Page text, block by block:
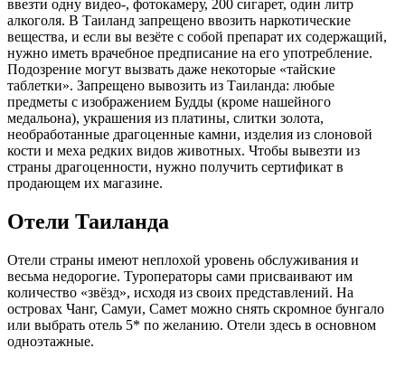
ввезти одну видео-, фотокамеру, 200 сигарет, один литр
алкоголя. В Таиланд запрещено ввозить наркотические
вещества, и если вы везёте с собой препарат их содержащий,
нужно иметь врачебное предписание на его употребление.
Подозрение могут вызвать даже некоторые «тайские
таблетки». Запрещено вывозить из Таиланда: любые
предметы с изображением Будды (кроме нашейного
медальона), украшения из платины, слитки золота,
необработанные драгоценные камни, изделия из слоновой
кости и меха редких видов животных. Чтобы вывезти из
страны драгоценности, нужно получить сертификат в
продающем их магазине.
Отели Таиланда
Отели страны имеют неплохой уровень обслуживания и
весьма недорогие. Туроператоры сами присваивают им
количество «звёзд», исходя из своих представлений. На
островах Чанг, Самуи, Самет можно снять скромное бунгало
или выбрать отель 5* по желанию. Отели здесь в основном
одноэтажные.